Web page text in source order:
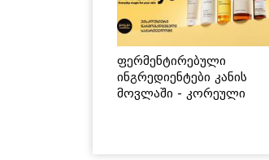
ფერმენტირებული
ინგრედიენტები კანის
მოვლაში - კორეული